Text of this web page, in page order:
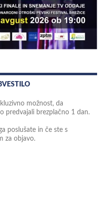
možnost, da
predvajali brezplačno 1 dan.
poslušate in če ste s
za objavo.